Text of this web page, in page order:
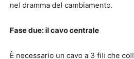
nel dramma del cambiamento.
Fase due: il cavo centrale
È necessario un cavo a 3 fili che